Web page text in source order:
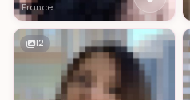
France
12